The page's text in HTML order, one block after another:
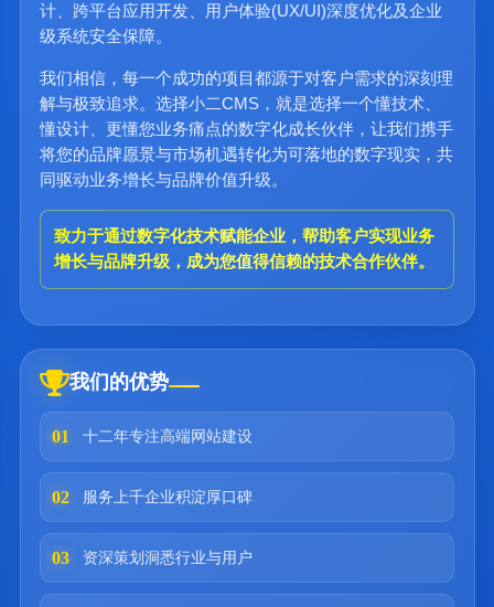
计、跨平台应用开发、用户体验(UX/UI)深度优化及企业
级系统安全保障。
我们相信，每一个成功的项目都源于对客户需求的深刻理
解与极致追求。选择小二CMS，就是选择一个懂技术、
懂设计、更懂您业务痛点的数字化成长伙伴，让我们携手
将您的品牌愿景与市场机遇转化为可落地的数字现实，共
同驱动业务增长与品牌价值升级。
致力于通过数字化技术赋能企业，帮助客户实现业务
增长与品牌升级，成为您值得信赖的技术合作伙伴。
我们的优势
01 十二年专注高端网站建设
02 服务上千企业积淀厚口碑
03 资深策划洞悉行业与用户